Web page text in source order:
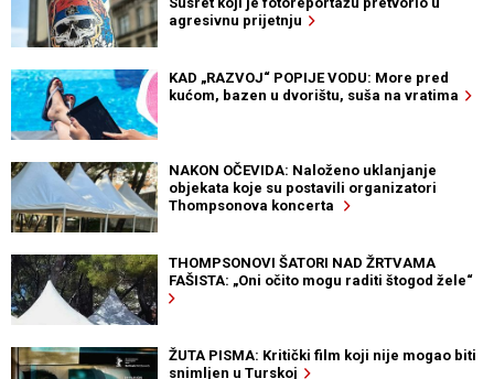
agresivnu prijetnju
KAD „RAZVOJ“ POPIJE VODU: More pred
kućom, bazen u dvorištu, suša na vratima
NAKON OČEVIDA: Naloženo uklanjanje
objekata koje su postavili organizatori
Thompsonova koncerta
THOMPSONOVI ŠATORI NAD ŽRTVAMA
FAŠISTA: „Oni očito mogu raditi štogod žele“
ŽUTA PISMA: Kritički film koji nije mogao biti
snimljen u Turskoj